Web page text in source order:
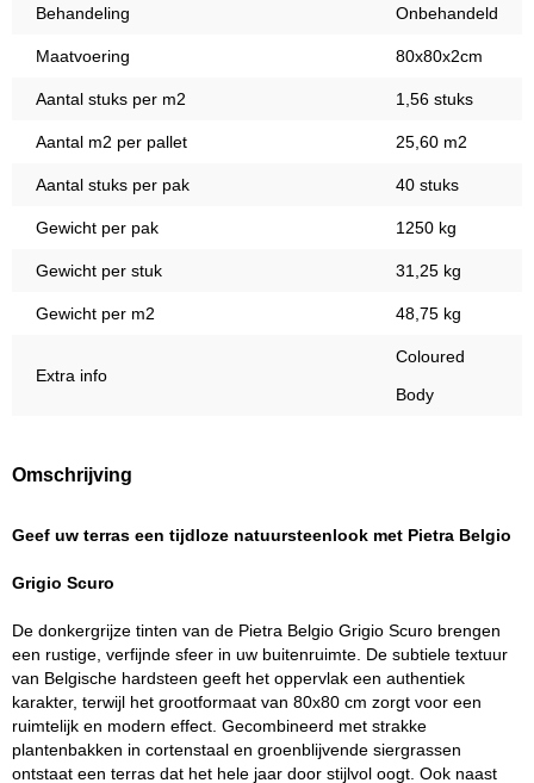
Behandeling Onbehandeld
Maatvoering 80x80x2cm
Aantal stuks per m2 1,56 stuks
Aantal m2 per pallet 25,60 m2
Aantal stuks per pak 40 stuks
Gewicht per pak 1250 kg
Gewicht per stuk 31,25 kg
Gewicht per m2 48,75 kg
Extra info
Coloured
Body
Omschrijving
Geef uw terras een tijdloze natuursteenlook met Pietra Belgio
Grigio Scuro
De donkergrijze tinten van de Pietra Belgio Grigio Scuro brengen
een rustige, verfijnde sfeer in uw buitenruimte. De subtiele textuur
van Belgische hardsteen geeft het oppervlak een authentiek
karakter, terwijl het grootformaat van 80x80 cm zorgt voor een
ruimtelijk en modern effect. Gecombineerd met strakke
plantenbakken in cortenstaal en groenblijvende siergrassen
ontstaat een terras dat het hele jaar door stijlvol oogt. Ook naast